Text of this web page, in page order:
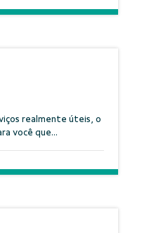
realmente úteis, o
você que...